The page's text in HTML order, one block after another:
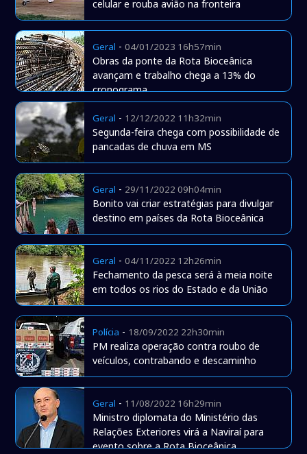
celular e rouba avião na fronteira
Geral -04/01/2023 16h57min
Obras da ponte da Rota Bioceânica
avançam e trabalho chega a 13% do
cronograma
Geral - 12/12/2022 11h32min
Segunda-feira chega com possibilidade de
pancadas de chuva em MS
Geral - 29/11/2022 09h04min
Bonito vai criar estratégias para divulgar
destino em países da Rota Bioceânica
Geral -04/11/2022 12h26min
Fechamento da pesca será à meia noite
em todos os rios do Estado e da União
Polícia - 18/09/2022 22h30min
PM realiza operação contra roubo de
veículos, contrabando e descaminho
Geral - 11/08/2022 16h29min
Ministro diplomata do Ministério das
Relações Exteriores virá a Naviraí para
evento sobre a Rota Bioceânica